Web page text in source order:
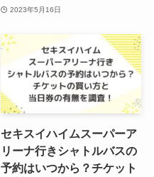
2023年5月16日
セキスイハイムスーパーア
リーナ行きシャトルバスの
予約はいつから？チケット